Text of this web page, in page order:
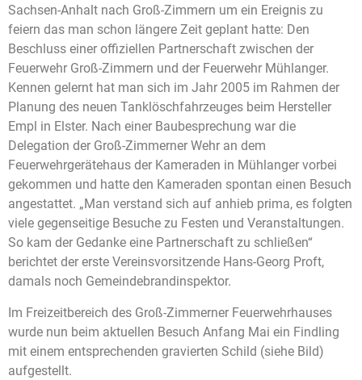
Sachsen-Anhalt nach Groß-Zimmern um ein Ereignis zu
feiern das man schon längere Zeit geplant hatte: Den
Beschluss einer offiziellen Partnerschaft zwischen der
Feuerwehr Groß-Zimmern und der Feuerwehr Mühlanger.
Kennen gelernt hat man sich im Jahr 2005 im Rahmen der
Planung des neuen Tanklöschfahrzeuges beim Hersteller
Empl in Elster. Nach einer Baubesprechung war die
Delegation der Groß-Zimmerner Wehr an dem
Feuerwehrgerätehaus der Kameraden in Mühlanger vorbei
gekommen und hatte den Kameraden spontan einen Besuch
angestattet. „Man verstand sich auf anhieb prima, es folgten
viele gegenseitige Besuche zu Festen und Veranstaltungen.
So kam der Gedanke eine Partnerschaft zu schließen“
berichtet der erste Vereinsvorsitzende Hans-Georg Proft,
damals noch Gemeindebrandinspektor.
Im Freizeitbereich des Groß-Zimmerner Feuerwehrhauses
wurde nun beim aktuellen Besuch Anfang Mai ein Findling
mit einem entsprechenden gravierten Schild (siehe Bild)
aufgestellt.